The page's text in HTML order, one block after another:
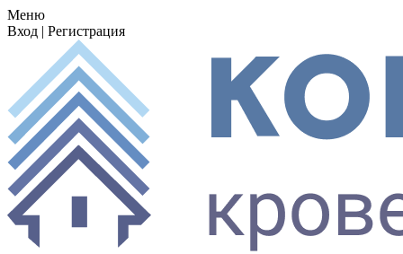
Меню
Вход | Регистрация